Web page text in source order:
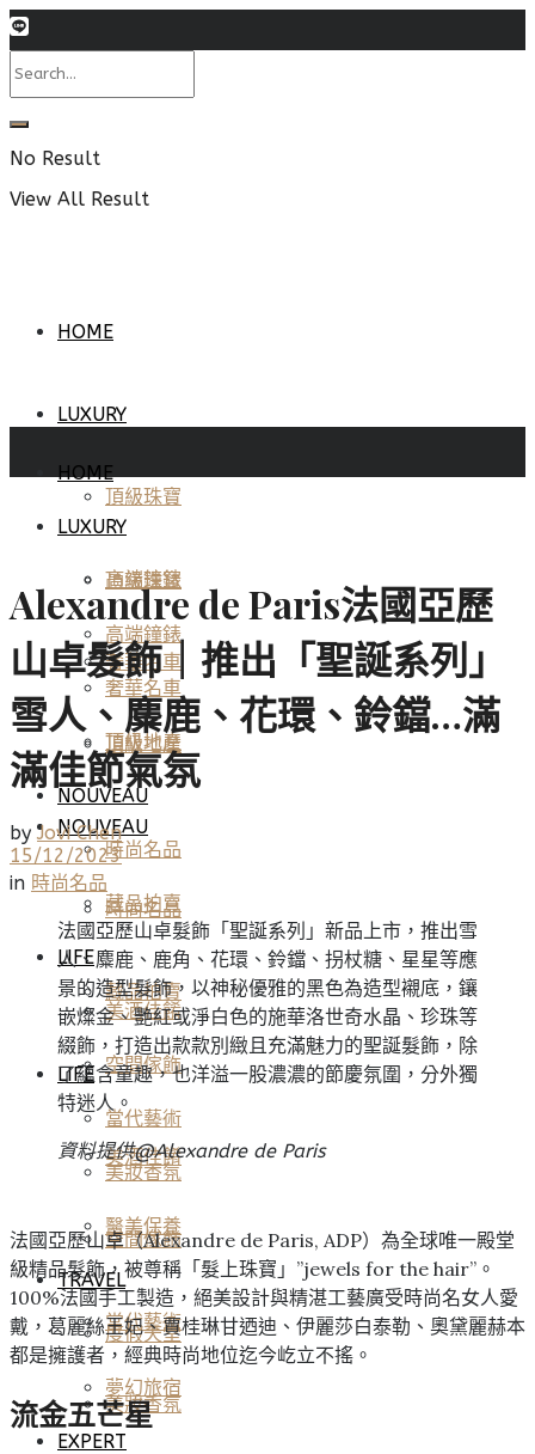
No Result
View All Result
HOME
LUXURY
頂級珠寶
高端鐘錶
奢華名車
頂級地產
NOUVEAU
時尚名品
藏品拍賣
LIFE
美酒佳餚
空間傢飾
當代藝術
美妝香氛
HOME
LUXURY
頂級珠寶
高端鐘錶
奢華名車
頂級地產
NOUVEAU
時尚名品
藏品拍賣
LIFE
美酒佳餚
空間傢飾
當代藝術
美妝香氛
醫美保養
TRAVEL
度假天堂
夢幻旅宿
EXPERT
Alexandre de Paris法國亞歷
山卓髮飾｜推出「聖誕系列」
雪人、麋鹿、花環、鈴鐺…滿
滿佳節氣氛
by Jovi Chen
15/12/2023
in 時尚名品
法國亞歷山卓髮飾「聖誕系列」新品上市，推出雪
人、麋鹿、鹿角、花環、鈴鐺、拐杖糖、星星等應
景的造型髮飾，以神秘優雅的黑色為造型襯底，鑲
嵌燦金、艷紅或淨白色的施華洛世奇水晶、珍珠等
綴飾，打造出款款別緻且充滿魅力的聖誕髮飾，除
了蘊含童趣，也洋溢一股濃濃的節慶氛圍，分外獨
特迷人。
資料提供@Alexandre de Paris
法國亞歷山卓（Alexandre de Paris, ADP）為全球唯一殿堂
級精品髮飾，被尊稱「髮上珠寶」”jewels for the hair”。
100%法國手工製造，絕美設計與精湛工藝廣受時尚名女人愛
戴，葛麗絲王妃、賈桂琳甘迺迪、伊麗莎白泰勒、奧黛麗赫本
都是擁護者，經典時尚地位迄今屹立不搖。
流金五芒星